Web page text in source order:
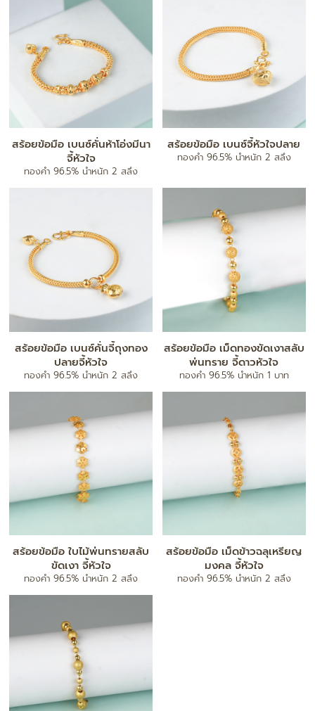
สร้อยข้อมือ เบนซ์คั่นห้าโอ่งมีนา
จี้หัวใจ
ทองคำ 96.5% น้ำหนัก 2 สลึง
สร้อยข้อมือ เบนซ์จี้หัวใจปลาย
ทองคำ 96.5% น้ำหนัก 2 สลึง
สร้อยข้อมือ เบนซ์คั่นจี้ถุงทอง
ปลายจี้หัวใจ
ทองคำ 96.5% น้ำหนัก 2 สลึง
สร้อยข้อมือ เม็ดทองขัดเงาสลับ
พ่นทราย จี้ดาวหัวใจ
ทองคำ 96.5% น้ำหนัก 1 บาท
สร้อยข้อมือ ใบไม้พ่นทรายสลับ
ขัดเงา จี้หัวใจ
ทองคำ 96.5% น้ำหนัก 2 สลึง
สร้อยข้อมือ เม็ดข้าวฉลุเหรียญ
มงคล จี้หัวใจ
ทองคำ 96.5% น้ำหนัก 2 สลึง